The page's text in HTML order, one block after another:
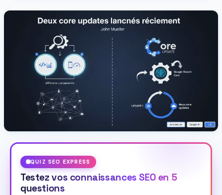
QUIZ SEO EXPRESS
Testez vos connaissances SEO en 5
questions